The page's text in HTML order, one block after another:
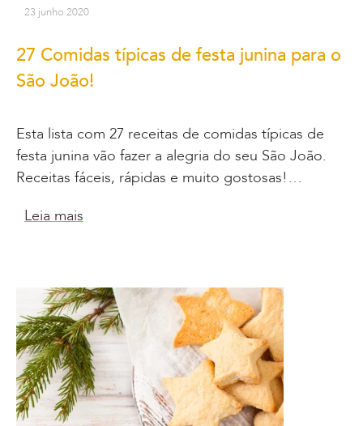
23 junho 2020
27 Comidas típicas de festa junina para o
São João!
Esta lista com 27 receitas de comidas típicas de
festa junina vão fazer a alegria do seu São João.
Receitas fáceis, rápidas e muito gostosas!…
Leia mais